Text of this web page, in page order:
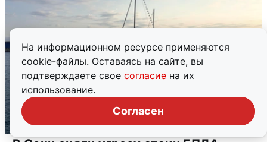
На информационном ресурсе применяются
cookie-файлы. Оставаясь на сайте, вы
подтверждаете свое согласие на их
использование.
Согласен